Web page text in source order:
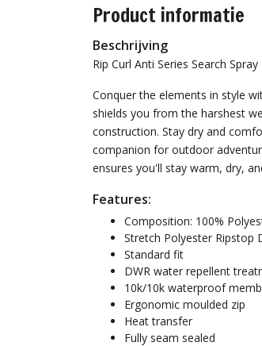
Product informatie
Beschrijving
Rip Curl Anti Series Search
Conquer the elements in style
shields you from the harshest
construction. Stay dry and
companion for outdoor
ensures you'll stay warm, dry,
Features:
Composition: 100%
Stretch Polyester Ripstop
Standard fit
DWR water repellent
10k/10k waterproof
Ergonomic moulded zip
Heat transfer
Fully seam sealed